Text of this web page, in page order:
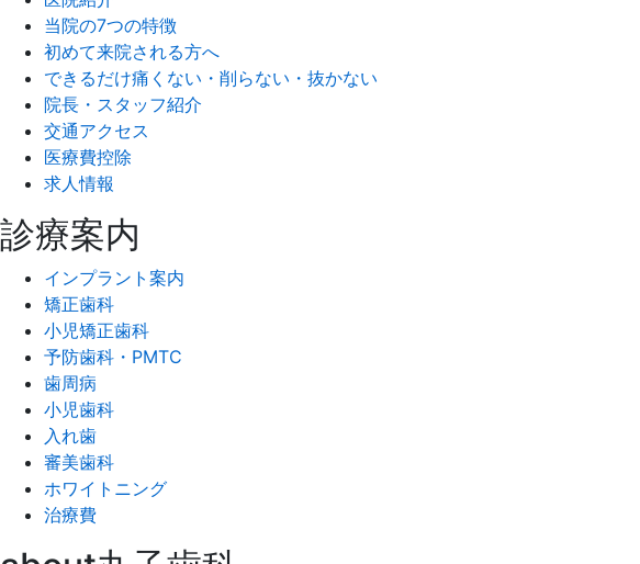
当院の7つの特徴
初めて来院される方へ
できるだけ痛くない・削らない・抜かない
院長・スタッフ紹介
交通アクセス
医療費控除
求人情報
診療案内
インプラント案内
矯正歯科
小児矯正歯科
予防歯科・PMTC
歯周病
小児歯科
入れ歯
審美歯科
ホワイトニング
治療費